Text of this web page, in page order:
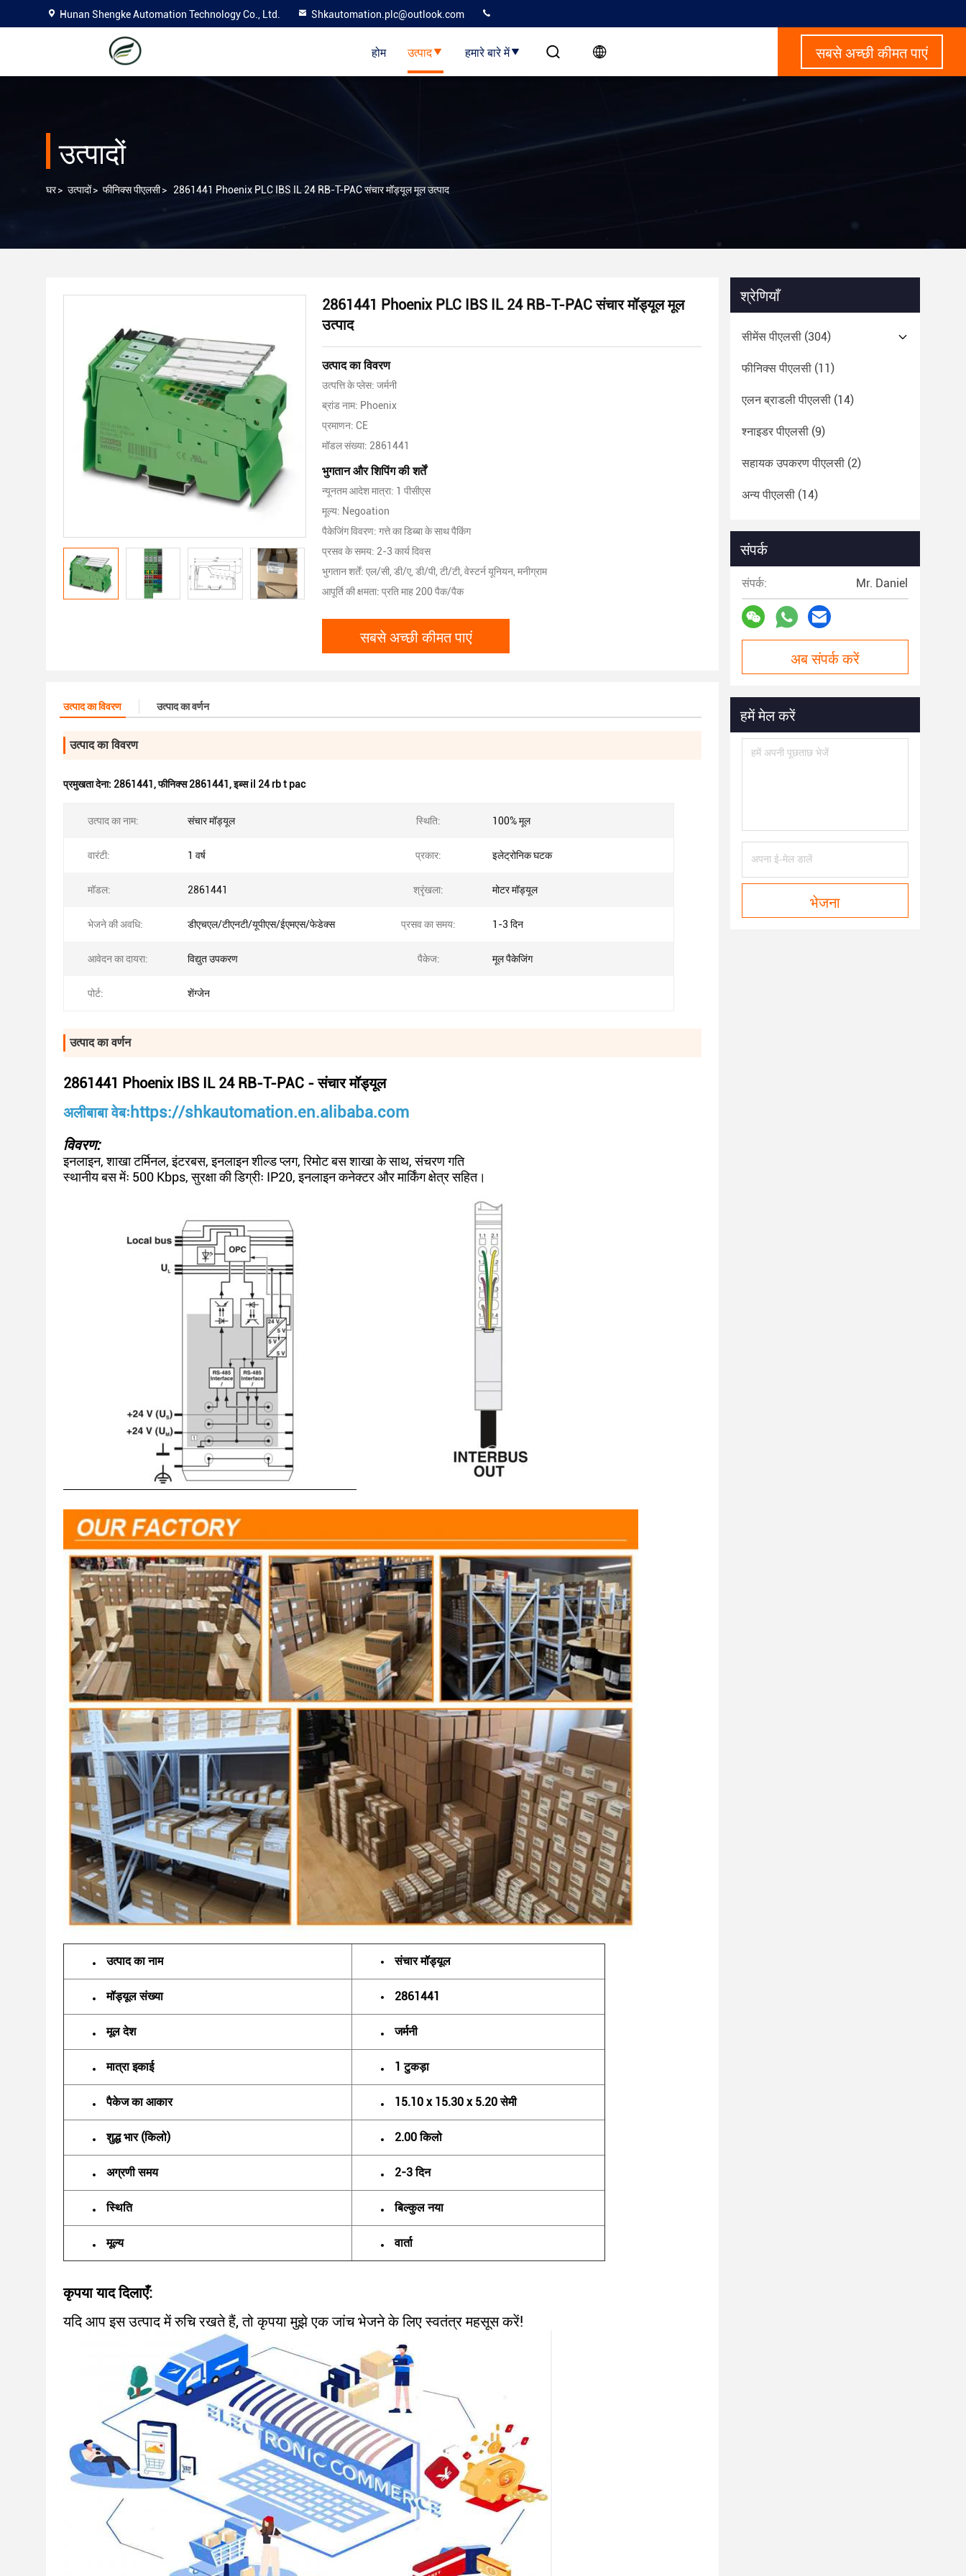
Hunan Shengke Automation Technology Co., Ltd. Shkautomation.plc@outlook.com
होम उत्पाद हमारे बारे में सबसे अच्छी कीमत पाएं
उत्पादों
घर> उत्पादों> फीनिक्स पीएलसी> 2861441 Phoenix PLC IBS IL 24 RB-T-PAC संचार मॉड्यूल मूल उत्पाद
2861441 Phoenix PLC IBS IL 24 RB-T-PAC संचार मॉड्यूल मूल
उत्पाद
उत्पाद का विवरण
उत्पत्ति के प्लेस: जर्मनी
ब्रांड नाम: Phoenix
प्रमाणन: CE
मॉडल संख्या: 2861441
भुगतान और शिपिंग की शर्तें
न्यूनतम आदेश मात्रा: 1 पीसीएस
मूल्य: Negoation
पैकेजिंग विवरण: गत्ते का डिब्बा के साथ पैकिंग
प्रसव के समय: 2-3 कार्य दिवस
भुगतान शर्तें: एल/सी, डी/ए, डी/पी, टी/टी, वेस्टर्न यूनियन, मनीग्राम
आपूर्ति की क्षमता: प्रति माह 200 पैक/पैक
सबसे अच्छी कीमत पाएं
उत्पाद का विवरण उत्पाद का वर्णन
उत्पाद का विवरण
प्रमुखता देना: 2861441 ,फीनिक्स 2861441 ,इब्स il 24 rb t pac
उत्पाद का नाम: संचार मॉड्यूल स्थिति: 100% मूल
वारंटी: 1 वर्ष प्रकार: इलेट्रोनिक घटक
मॉडल: 2861441 श्रृंखला: मोटर मॉड्यूल
भेजने की अवधि: डीएचएल/टीएनटी/यूपीएस/ईएमएस/फेडेक्स प्रसव का समय: 1-3 दिन
आवेदन का दायरा: विद्युत उपकरण पैकेज: मूल पैकेजिंग
पोर्ट: शेंग्जेन
उत्पाद का वर्णन
2861441 Phoenix IBS IL 24 RB-T-PAC - संचार मॉड्यूल
अलीबाबा वेबःhttps://shkautomation.en.alibaba.com
विवरण:
इनलाइन, शाखा टर्मिनल, इंटरबस, इनलाइन शील्ड प्लग, रिमोट बस शाखा के साथ, संचरण गति
स्थानीय बस मेंः 500 Kbps, सुरक्षा की डिग्रीः IP20, इनलाइन कनेक्टर और मार्किंग क्षेत्र सहित।
उत्पाद का नाम संचार मॉड्यूल
मॉड्यूल संख्या 2861441
मूल देश जर्मनी
मात्रा इकाई 1 टुकड़ा
पैकेज का आकार 15.10 x 15.30 x 5.20 सेमी
शुद्ध भार (किलो) 2.00 किलो
अग्रणी समय 2-3 दिन
स्थिति बिल्कुल नया
मूल्य वार्ता
कृपया याद दिलाएँ:
यदि आप इस उत्पाद में रुचि रखते हैं, तो कृपया मुझे एक जांच भेजने के लिए स्वतंत्र महसूस करें!
श्रेणियाँ
सीमेंस पीएलसी (304)
फीनिक्स पीएलसी (11)
एलन ब्राडली पीएलसी (14)
श्नाइडर पीएलसी (9)
सहायक उपकरण पीएलसी (2)
अन्य पीएलसी (14)
संपर्क
संपर्क: Mr. Daniel
अब संपर्क करें
हमें मेल करें
भेजना